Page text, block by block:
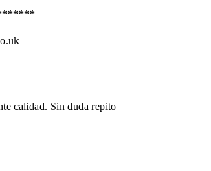
calidad. Sin duda repito